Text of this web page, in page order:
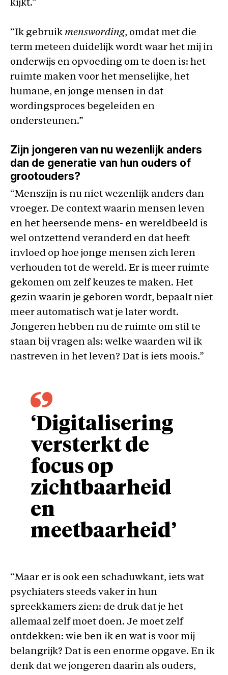
kijkt.”
“Ik gebruik menswording, omdat met die
term meteen duidelijk wordt waar het mij in
onderwijs en opvoeding om te doen is: het
ruimte maken voor het menselijke, het
humane, en jonge mensen in dat
wordingsproces begeleiden en
ondersteunen.”
Zijn jongeren van nu wezenlijk anders
dan de generatie van hun ouders of
grootouders?
“Menszijn is nu niet wezenlijk anders dan
vroeger. De context waarin mensen leven
en het heersende mens- en wereldbeeld is
wel ontzettend veranderd en dat heeft
invloed op hoe jonge mensen zich leren
verhouden tot de wereld. Er is meer ruimte
gekomen om zelf keuzes te maken. Het
gezin waarin je geboren wordt, bepaalt niet
meer automatisch wat je later wordt.
Jongeren hebben nu de ruimte om stil te
staan bij vragen als: welke waarden wil ik
nastreven in het leven? Dat is iets moois.”
‘Digitalisering
versterkt de
focus op
zichtbaarheid
en
meetbaarheid’
“Maar er is ook een schaduwkant, iets wat
psychiaters steeds vaker in hun
spreekkamers zien: de druk dat je het
allemaal zelf moet doen. Je moet zelf
ontdekken: wie ben ik en wat is voor mij
belangrijk? Dat is een enorme opgave. En ik
denk dat we jongeren daarin als ouders,